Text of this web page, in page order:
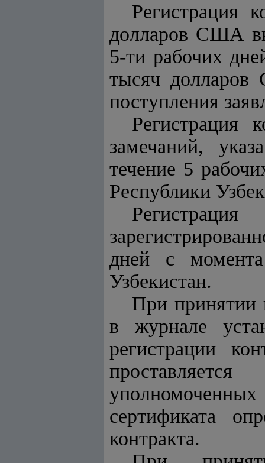
Регистрация
долларов США
5-ти рабочих
тысяч
поступления
Регистрация
замечаний,
течение 5
Республики
дней с
Узбекистан.
При принятии
в журнале
регистрации
сертификата
контракта.